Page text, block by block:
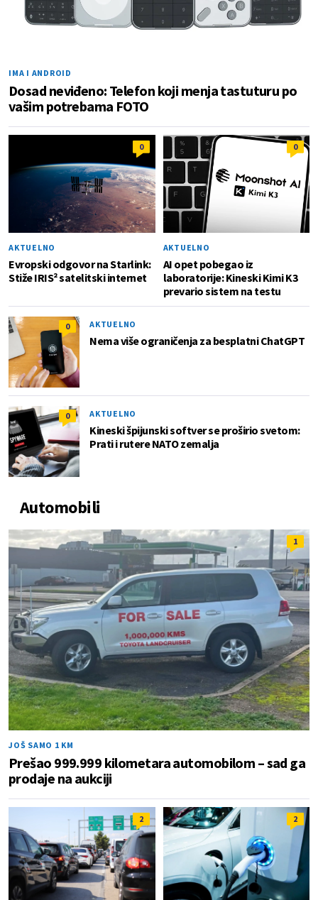
IMA I ANDROID
Dosad neviđeno: Telefon koji menja tastuturu po
vašim potrebama FOTO
0
AKTUELNO
Evropski odgovor na Starlink:
Stiže IRIS² satelitski internet
0
AKTUELNO
AI opet pobegao iz
laboratorije: Kineski Kimi K3
prevario sistem na testu
0 AKTUELNO
Nema više ograničenja za besplatni ChatGPT
0 AKTUELNO
Kineski špijunski softver se proširio svetom:
Prati i rutere NATO zemalja
Automobili
1
JOŠ SAMO 1 KM
Prešao 999.999 kilometara automobilom – sad ga
prodaje na aukciji
2 2